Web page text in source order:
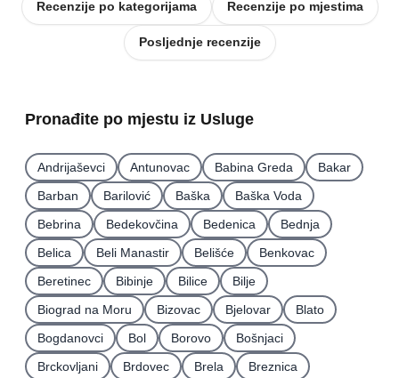
Recenzije po kategorijama Recenzije po mjestima
Posljednje recenzije
Pronađite po mjestu iz Usluge
Andrijaševci Antunovac Babina Greda
Bakar
Barban
Barilović Baška
Baška Voda
Bebrina
Bedekovčina Bedenica
Bednja
Belica
Beli Manastir Belišće
Benkovac
Beretinec
Bibinje Bilice
Bilje
Biograd na Moru
Bizovac Bjelovar
Blato
Bogdanovci
Bol Borovo
Bošnjaci
Brckovljani
Brdovec Brela
Breznica